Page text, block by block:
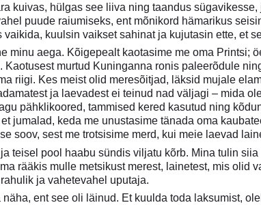
kuivas, hülgas see liiva ning taandus
puude raiumiseks, ent mõnikord hämarikus
vaikida, kuulsin vaikset sahinat ja kujutasin ette, et
minu aega. Kõigepealt kaotasime me oma Printsi;
Kaotusest murtud Kuninganna ronis paleerõdule
riigi. Kes meist olid meresõitjad, läksid mujale
ja laevadest ei teinud nad väljagi – mida
pähklikoored, tammised kered kasutud ning
jumalad, keda me unustasime tänada oma
soov, sest me trotsisime merd, kui meie laevad
teisel pool haabu sündis viljatu kõrb. Mina tulin
rääkis mulle metsikust merest, lainetest, mis olid
ja vahetevahel uputaja.
näha, ent see oli läinud. Et kuulda toda laksumist,